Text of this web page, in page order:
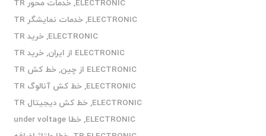
ELECTRONIC
,
خدمات محور TR
ELECTRONIC
,
خدمات نمایشگر TR
ELECTRONIC
,
خرید TR
ELECTRONIC از ایران
,
خرید TR
ELECTRONIC از چین
,
خط کش TR
ELECTRONIC
,
خط کش آنالوگ TR
ELECTRONIC
,
خط کش دیجیتال TR
ELECTRONIC
,
خطا under voltage